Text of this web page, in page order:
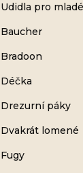
Udidla pro
Baucher
Bradoon
Déčka
Drezurní páky
Dvakrát lomené
Fugy